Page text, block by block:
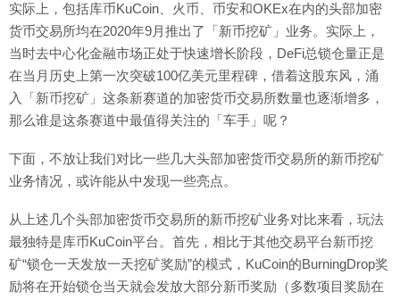
实际上，包括库币KuCoin、火币、币安和OKEx在内的头部加密
货币交易所均在2020年9月推出了「新币挖矿」业务。实际上，
当时去中心化金融市场正处于快速增长阶段，DeFi总锁仓量正是
在当月历史上第一次突破100亿美元里程碑，借着这股东风，涌
入「新币挖矿」这条新赛道的加密货币交易所数量也逐渐增多，
那么谁是这条赛道中最值得关注的「车手」呢？
下面，不放让我们对比一些几大头部加密货币交易所的新币挖矿
业务情况，或许能从中发现一些亮点。
从上述几个头部加密货币交易所的新币挖矿业务对比来看，玩法
最独特是库币KuCoin平台。首先，相比于其他交易平台新币挖
矿“锁仓一天发放一天挖矿奖励”的模式，KuCoin的BurningDrop奖
励将在开始锁仓当天就会发放大部分新币奖励（多数项目奖励在